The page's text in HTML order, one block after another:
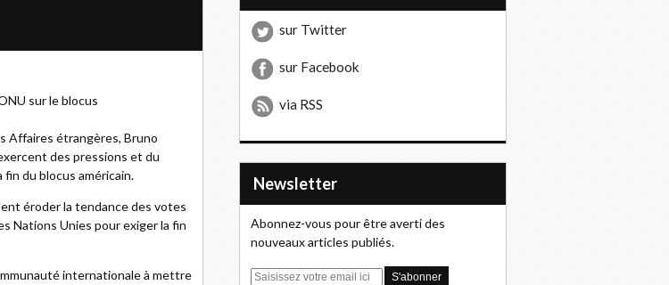
sur le blocus
Affaires étrangères, Bruno
des pressions et du
du blocus américain.
éroder la tendance des votes
Nations Unies pour exiger la fin
internationale à mettre
sur Twitter
sur Facebook
via RSS
Newsletter
Abonnez-vous pour être averti des
nouveaux articles publiés.
E